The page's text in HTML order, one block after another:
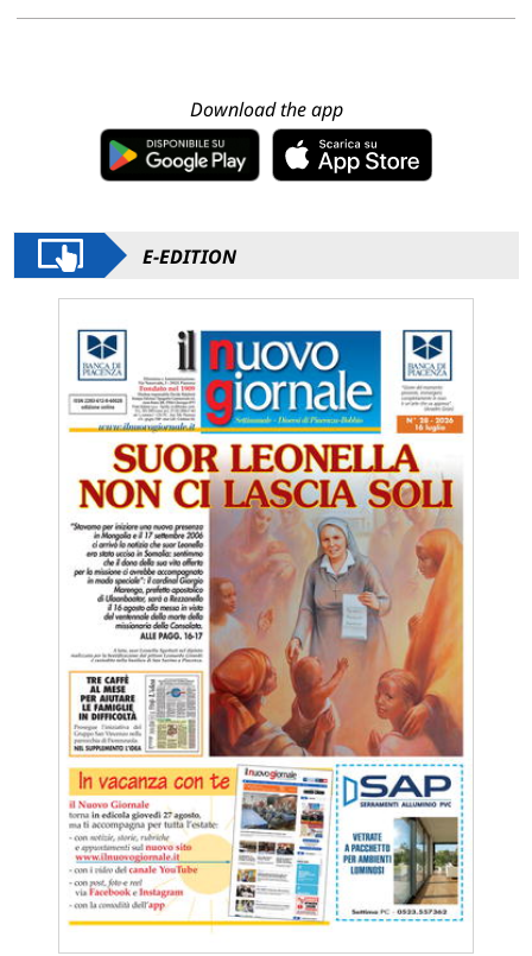
Download the app
E-EDITION